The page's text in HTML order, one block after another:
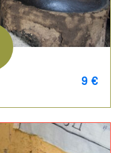
9 €